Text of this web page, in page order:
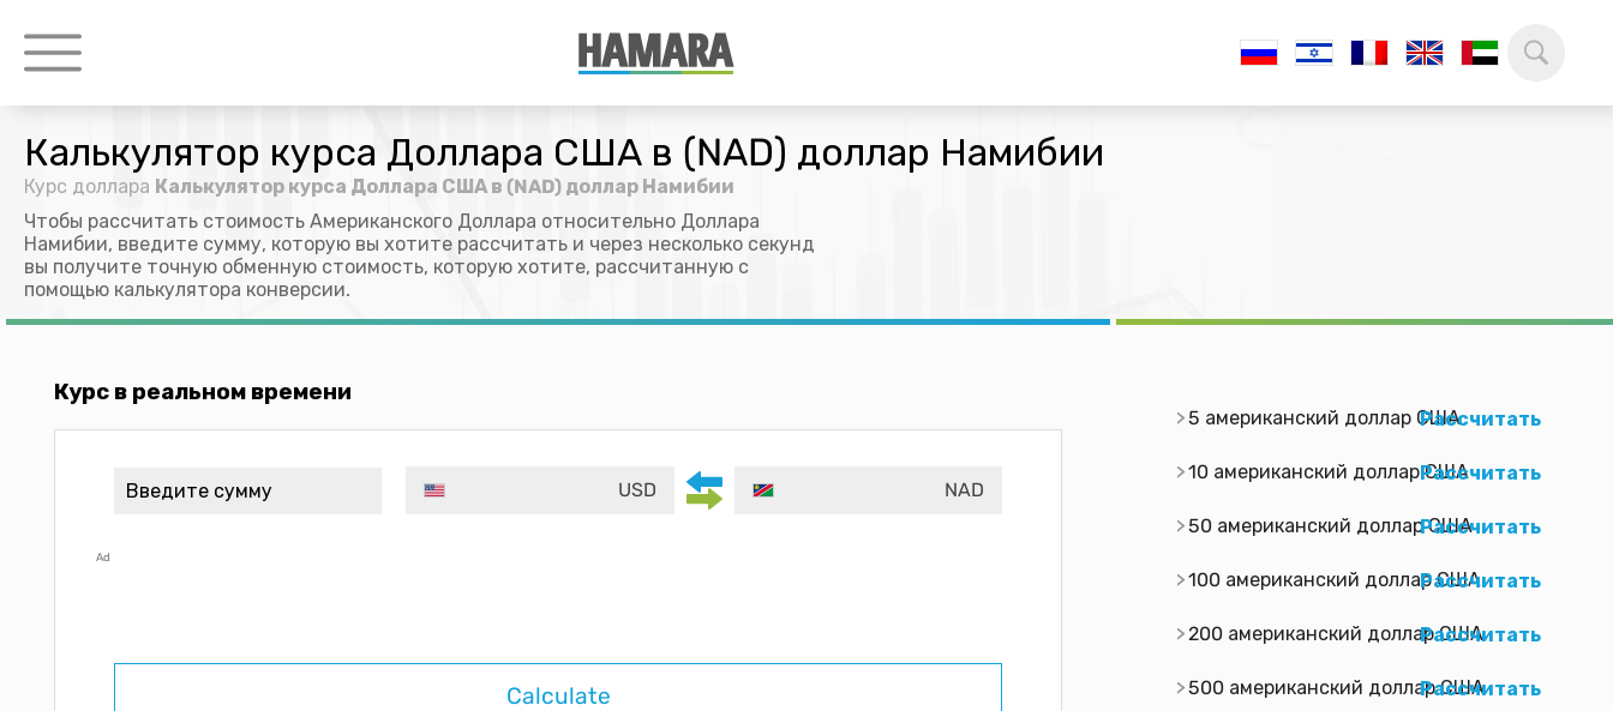
Калькулятор курса Доллара США в (NAD) доллар Намибии
Курс доллара Калькулятор курса Доллара США в (NAD) доллар Намибии
Чтобы рассчитать стоимость Американского Доллара относительно Доллара
Намибии, введите сумму, которую вы хотите рассчитать и через несколько секунд
вы получите точную обменную стоимость, которую хотите, рассчитанную с
помощью калькулятора конверсии.
Курс в реальном времени
USD NAD
Ad
Calculate
5 американский доллар СШАРассчитать
10 американский доллар СШАРассчитать
50 американский доллар СШАРассчитать
100 американский доллар СШАРассчитать
200 американский доллар США
Рассчитать
500 американский доллар США
Рассчитать